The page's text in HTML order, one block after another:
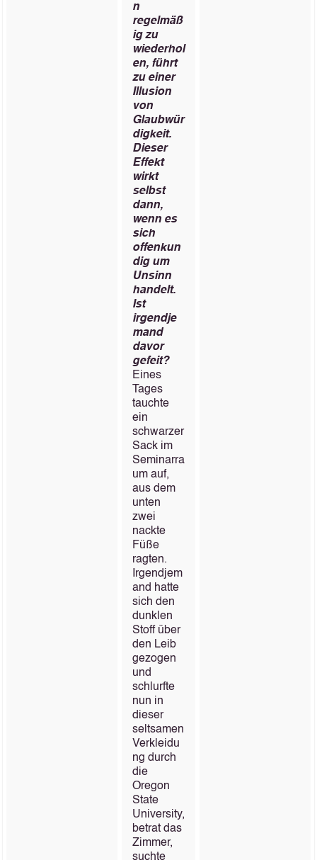
n
regelmäß
ig zu
wiederhol
en, führt
zu einer
Illusion
von
Glaubwür
digkeit.
Dieser
Effekt
wirkt
selbst
dann,
wenn es
sich
offenkun
dig um
Unsinn
handelt.
Ist
irgendje
mand
davor
gefeit?
Eines
Tages
tauchte
ein
schwarzer
Sack im
Seminarra
um auf,
aus dem
unten
zwei
nackte
Füße
ragten.
Irgendjem
and hatte
sich den
dunklen
Stoff über
den Leib
gezogen
und
schlurfte
nun in
dieser
seltsamen
Verkleidu
ng durch
die
Oregon
State
University,
betrat das
Zimmer,
suchte